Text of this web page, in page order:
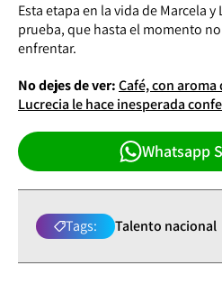
Esta etapa en la vida de Marcela
prueba, que hasta el momento
enfrentar.
No dejes de ver:Café, con aroma
Lucrecia le hace inesperada
Whatsapp
Tags: Talento nacional